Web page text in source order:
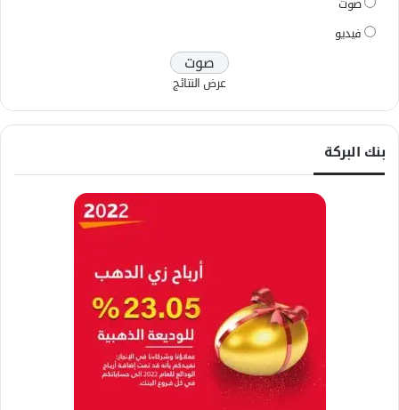
فيديو
عرض النتائج
بنك البركة